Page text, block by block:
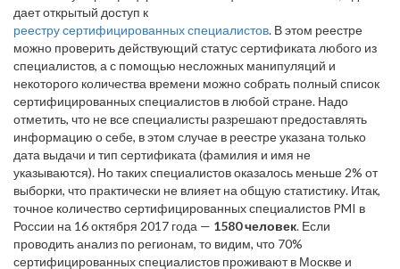
дает открытый доступ к
реестру сертифицированных специалистов. В этом реестре
можно проверить действующий статус сертификата любого из
специалистов, а с помощью несложных манипуляций и
некоторого количества времени можно собрать полный список
сертифицированных специалистов в любой стране. Надо
отметить, что не все специалисты разрешают предоставлять
информацию о себе, в этом случае в реестре указана только
дата выдачи и тип сертификата (фамилия и имя не
указываются). Но таких специалистов оказалось меньше 2% от
выборки, что практически не влияет на общую статистику. Итак,
точное количество сертифицированных специалистов PMI в
России на 16 октября 2017 года — 1580 человек. Если
проводить анализ по регионам, то видим, что 70%
сертифицированных специалистов проживают в Москве и